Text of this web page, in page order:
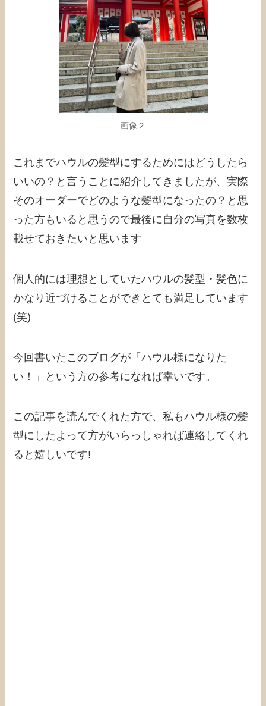
画像２
これまでハウルの髪型にするためにはどうしたら
いいの？と言うことに紹介してきましたが、実際
そのオーダーでどのような髪型になったの？と思
った方もいると思うので最後に自分の写真を数枚
載せておきたいと思います
個人的には理想としていたハウルの髪型・髪色に
かなり近づけることができとても満足しています
(笑)
今回書いたこのブログが「ハウル様になりた
い！」という方の参考になれば幸いです。
この記事を読んでくれた方で、私もハウル様の髪
型にしたよって方がいらっしゃれば連絡してくれ
ると嬉しいです!